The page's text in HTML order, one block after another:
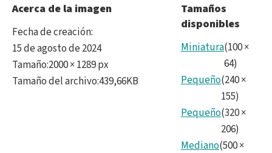
-
Acerca de la imagen
Fecha de creación:
15 de agosto de 2024
Tamaño:2000 × 1289 px
Tamaño del archivo:439,66KB
Tamaños
disponibles
Miniatura(100×
64)
Pequeño(240×
155)
Pequeño(320×
206)
Mediano(500×